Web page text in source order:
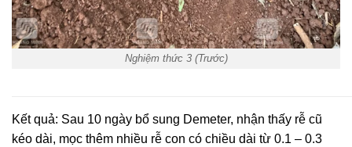
Nghiệm thức 3 (Trước)
Kết quả: Sau 10 ngày bổ sung Demeter, nhận thấy rễ cũ
kéo dài, mọc thêm nhiều rễ con có chiều dài từ 0.1 – 0.3